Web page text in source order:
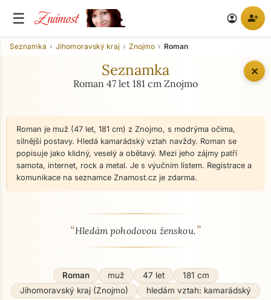
☰ Známost account_circle person_add
✕
Seznamka Jihomoravský kraj Znojmo Roman
Seznamka
Roman 47 let 181 cm Znojmo
Roman je muž (47 let, 181 cm) z Znojmo, s modrýma očima,
silnější postavy. Hledá kamarádský vztah navždy. Roman se
popisuje jako klidný, veselý a obětavý. Mezi jeho zájmy patří
samota, internet, rock a metal. Je s výučním listem. Registrace a
komunikace na seznamce Znamost.cz je zdarma.
O mně - seznamka profil
“Hledám pohodovou ženskou.”
Roman muž 47 let
181 cm
Jihomoravský kraj (Znojmo)
hledám vztah: kamarádský